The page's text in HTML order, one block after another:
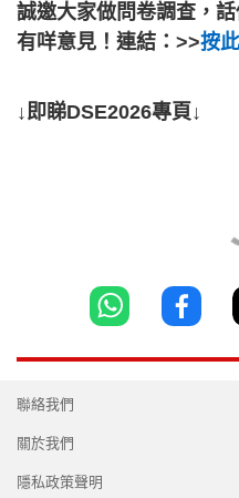
誠邀大家做問卷調查，
有咩意見！連結：>>按此
↓即睇DSE2026專頁↓
聯絡我們
關於我們
隱私政策聲明